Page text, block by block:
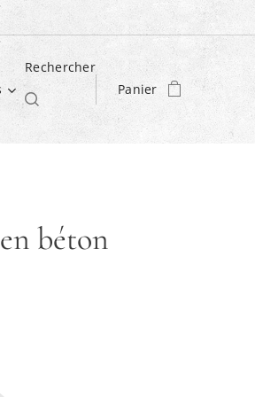
Rechercher
Panier
béton